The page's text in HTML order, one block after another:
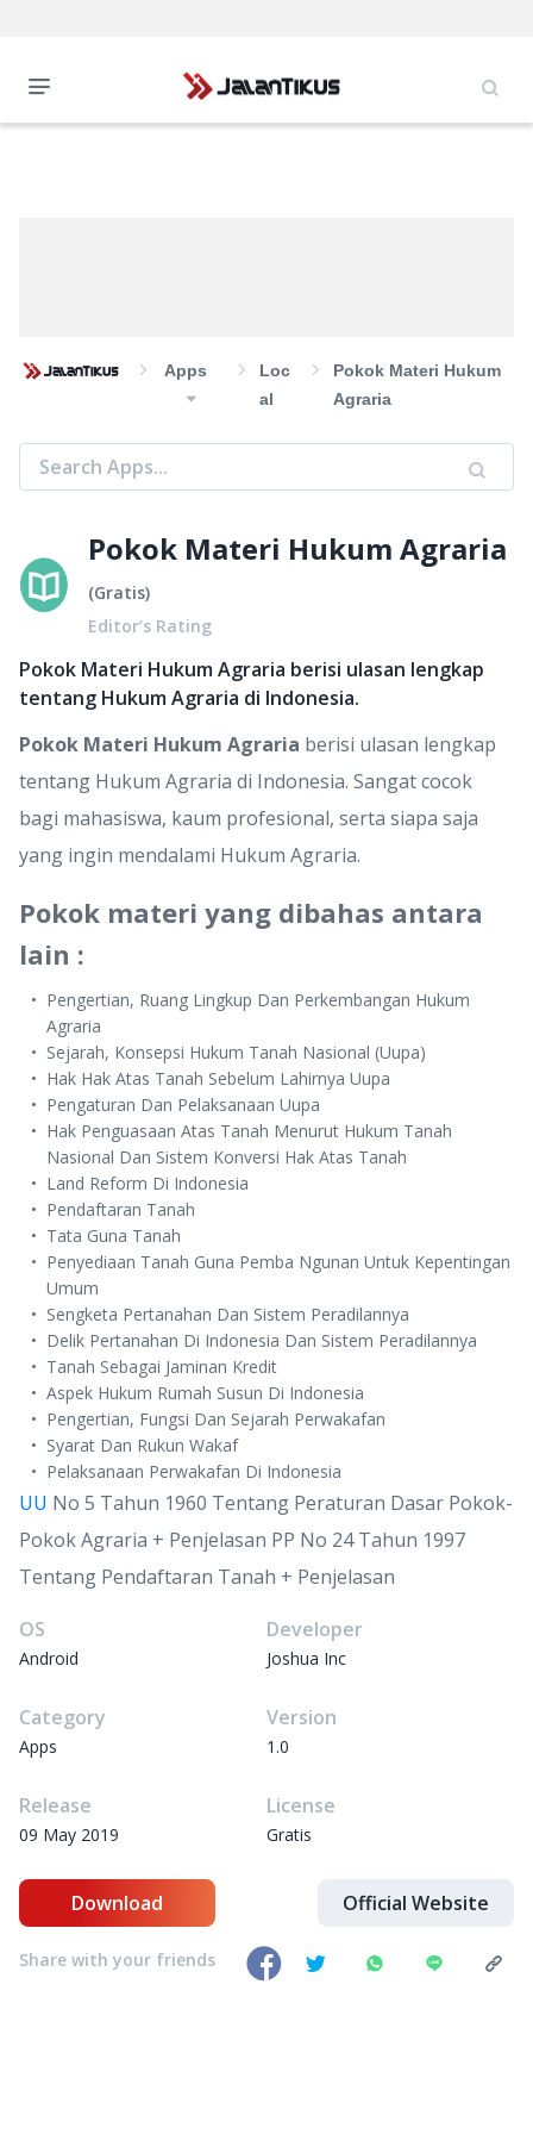
Apps
Loc
Al
Pokok Materi Hukum
Agraria
Pokok Materi Hukum Agraria
(Gratis)
Editor’s Rating
Pokok Materi Hukum Agraria berisi ulasan lengkap
tentang Hukum Agraria di Indonesia.
Pokok Materi Hukum Agraria berisi ulasan lengkap
tentang Hukum Agraria di Indonesia. Sangat cocok
bagi mahasiswa, kaum profesional, serta siapa saja
yang ingin mendalami Hukum Agraria.
Pokok materi yang dibahas antara
lain :
Pengertian, Ruang Lingkup Dan Perkembangan Hukum
Agraria
Sejarah, Konsepsi Hukum Tanah Nasional (Uupa)
Hak Hak Atas Tanah Sebelum Lahirnya Uupa
Pengaturan Dan Pelaksanaan Uupa
Hak Penguasaan Atas Tanah Menurut Hukum Tanah
Nasional Dan Sistem Konversi Hak Atas Tanah
Land Reform Di Indonesia
Pendaftaran Tanah
Tata Guna Tanah
Penyediaan Tanah Guna Pemba Ngunan Untuk Kepentingan
Umum
Sengketa Pertanahan Dan Sistem Peradilannya
Delik Pertanahan Di Indonesia Dan Sistem Peradilannya
Tanah Sebagai Jaminan Kredit
Aspek Hukum Rumah Susun Di Indonesia
Pengertian, Fungsi Dan Sejarah Perwakafan
Syarat Dan Rukun Wakaf
Pelaksanaan Perwakafan Di Indonesia
UU No 5 Tahun 1960 Tentang Peraturan Dasar Pokok-
Pokok Agraria + Penjelasan PP No 24 Tahun 1997
Tentang Pendaftaran Tanah + Penjelasan
OS
Android
Developer
Joshua Inc
Category
Apps
Version
1.0
Release
09 May 2019
License
Gratis
Download Official Website
Share with your friends